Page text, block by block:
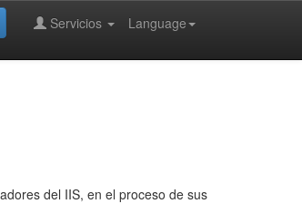
Language
Servicios
del IIS, en el proceso de sus